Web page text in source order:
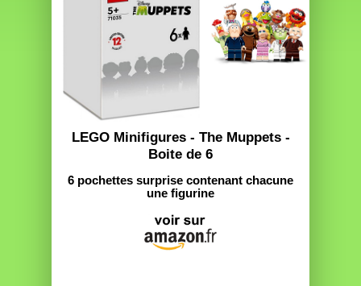
LEGO Minifigures - The Muppets -
Boite de 6
6 pochettes surprise contenant chacune
une figurine